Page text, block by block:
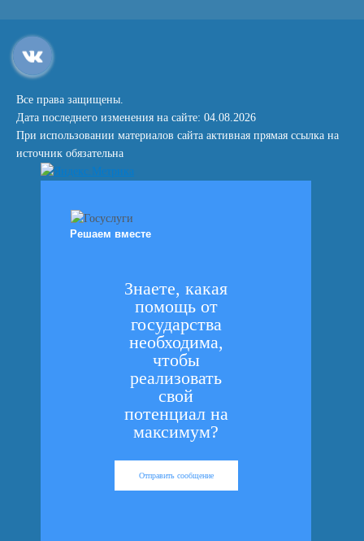
Все права защищены.
Дата последнего изменения на сайте: 04.08.2026
При использовании материалов сайта активная прямая ссылка на
источник обязательна
Решаем вместе
Знаете, какая
помощь от
государства
необходима,
чтобы
реализовать
свой
потенциал на
максимум?
Отправить сообщение